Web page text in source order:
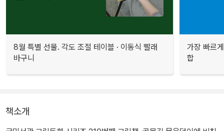
8월 특별 선물. 각도 조절 테이블 · 이동식 빨래
바구니
가장 빠르
합
책소개